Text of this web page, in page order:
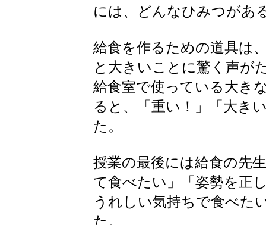
には、どんなひみつがあ
給食を作るための道具は
と大きいことに驚く声が
給食室で使っている大き
ると、「重い！」「大き
た。
授業の最後には給食の先
て食べたい」「姿勢を正
うれしい気持ちで食べた
た。